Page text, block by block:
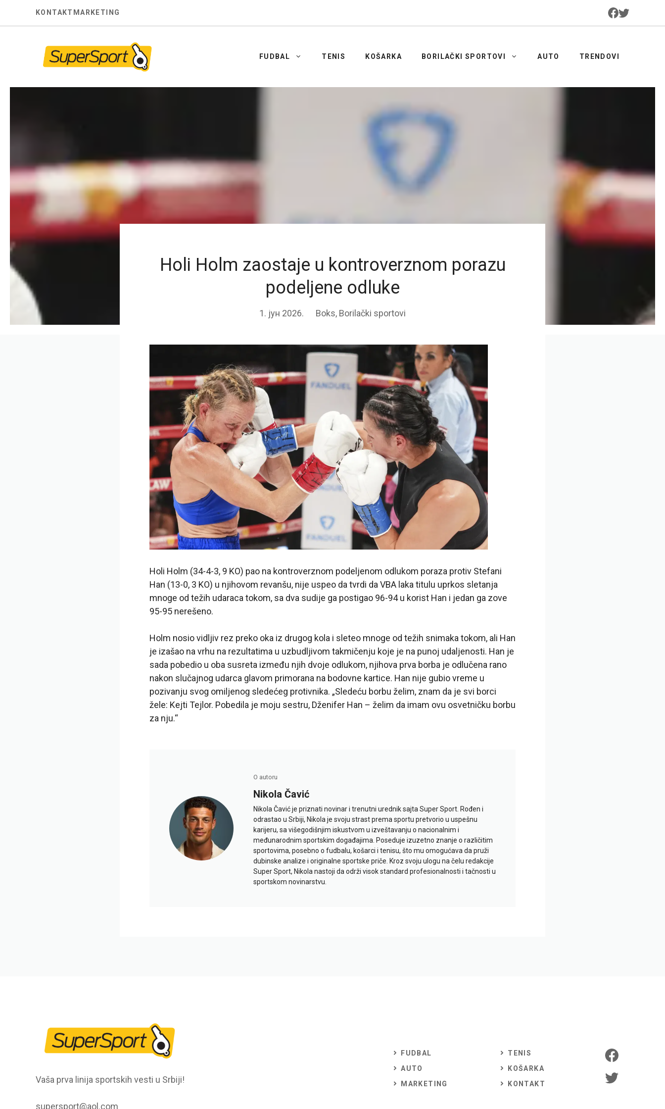
KONTAKT MARKETING
FUDBAL TENIS KOŠARKA BORILAČKI SPORTOVI AUTO TRENDOVI
Holi Holm zaostaje u kontroverznom porazu
podeljene odluke
1. јун 2026. Boks, Borilački sportovi
Holi Holm (34-4-3, 9 KO) pao na kontroverznom podeljenom odlukom poraza protiv Stefani
Han (13-0, 3 KO) u njihovom revanšu, nije uspeo da tvrdi da VBA laka titulu uprkos sletanja
mnoge od težih udaraca tokom, sa dva sudije ga postigao 96-94 u korist Han i jedan ga zove
95-95 nerešeno.
Holm nosio vidljiv rez preko oka iz drugog kola i sleteo mnoge od težih snimaka tokom, ali Han
je izašao na vrhu na rezultatima u uzbudljivom takmičenju koje je na punoj udaljenosti. Han je
sada pobedio u oba susreta između njih dvoje odlukom, njihova prva borba je odlučena rano
nakon slučajnog udarca glavom primorana na bodovne kartice. Han nije gubio vreme u
pozivanju svog omiljenog sledećeg protivnika. „Sledeću borbu želim, znam da je svi borci
žele: Kejti Tejlor. Pobedila je moju sestru, Dženifer Han – želim da imam ovu osvetničku borbu
za nju.“
O autoru
Nikola Čavić
Nikola Čavić je priznati novinar i trenutni urednik sajta Super Sport. Rođen i
odrastao u Srbiji, Nikola je svoju strast prema sportu pretvorio u uspešnu
karijeru, sa višegodišnjim iskustvom u izveštavanju o nacionalnim i
međunarodnim sportskim događajima. Poseduje izuzetno znanje o različitim
sportovima, posebno o fudbalu, košarci i tenisu, što mu omogućava da pruži
dubinske analize i originalne sportske priče. Kroz svoju ulogu na čelu redakcije
Super Sport, Nikola nastoji da održi visok standard profesionalnosti i tačnosti u
sportskom novinarstvu.
Vaša prva linija sportskih vesti u Srbiji!
supersport@aol.com
FUDBAL
AUTO
MARKETING
TENIS
KOŠARKA
KONTAKT